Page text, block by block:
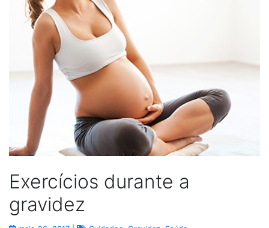
Exercícios durante a
gravidez